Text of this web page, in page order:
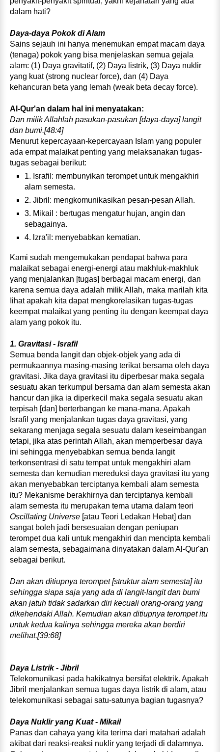
dalam hati?
Daya‑daya Pokok di Alam
Sains sejauh ini hanya menemukan empat macam daya
(tenaga) pokok yang bisa menjelaskan semua gejala
alam: (1) Daya gravitatif, (2) Daya listrik, (3) Daya nuklir
yang kuat (strong nuclear force), dan (4) Daya
kehancuran beta yang lemah (weak beta decay force).
Al‑Qur'an dalam hal ini menyatakan:
Dan milik Allahlah pasukan‑pasukan [daya‑daya] langit
dan bumi.[48:4]
Menurut kepercayaan‑kepercayaan Islam yang populer
ada empat malaikat penting yang melaksanakan tugas-
tugas sebagai berikut:
1. IsrafiI: membunyikan terompet untuk mengakhiri
alam semesta.
2. Jibril: mengkomunikasikan pesan‑pesan Allah.
3. Mikail : bertugas mengatur hujan, angin dan
sebagainya.
4. lzra'il: menyebabkan kematian.
Kami sudah mengemukakan pendapat bahwa para
malaikat sebagai energi‑energi atau makhluk‑makhluk
yang menjalankan [tugas] berbagai macam energi, dan
karena semua daya adalah milik Allah, maka marilah kita
Iihat apakah kita dapat mengkorelasikan tugas‑tugas
keempat malaikat yang penting itu dengan keempat daya
alam yang pokok itu.
1. Gravitasi - Israfil
Semua benda langit dan objek‑objek yang ada di
permukaannya masing‑masing terikat bersama oleh daya
gravitasi. Jika daya gravitasi itu diperbesar maka segala
sesuatu akan terkumpul bersama dan alam semesta akan
hancur dan jika ia diperkecil maka segala sesuatu akan
terpisah [dan] berterbangan ke mana‑mana. Apakah
Israfil yang menjalankan tugas daya gravitasi, yang
sekarang menjaga segala sesuatu dalam keseimbangan
tetapi, jika atas perintah Allah, akan memperbesar daya
ini sehingga menyebabkan semua benda langit
terkonsentrasi di satu tempat untuk mengakhiri alam
semesta dan kemudian mereduksi daya gravitasi itu yang
akan menyebabkan terciptanya kembali alam semesta
itu? Mekanisme berakhirnya dan terciptanya kembali
alam semesta itu merupakan tema utama dalam teori
Oscillating Universe [atau Teori Ledakan Hebat] dan
sangat boleh jadi bersesuaian dengan peniupan
terompet dua kali untuk mengakhiri dan mencipta kembali
alam semesta, sebagaimana dinyatakan dalam Al‑Qur'an
sebagai berikut.
Dan akan ditiupnya terompet [struktur alam semesta] itu
sehingga siapa saja yang ada di langit‑langit dan bumi
akan ja­tuh tidak sadarkan diri kecuali orang‑orang yang
dikehendaki Allah. Kemudian akan ditiupnya terompet itu
untuk kedua kalinya sehingga mereka akan berdiri
melihat.[39:68]
Daya Listrik ‑ Jibril
Telekomunikasi pada hakikatnya bersifat elektrik. Apakah
Jibril menjalankan semua tugas daya listrik di alam, atau
telekomunikasi sebagai satu‑satunya bagian tugasnya?
Daya Nuklir yang Kuat - Mikail
Panas dan cahaya yang kita terima dari matahari adalah
akibat dari reaksi‑reaksi nuklir yang terjadi di dalamnya.